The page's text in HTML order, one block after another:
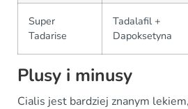
Super
Tadarise
Tadalafil +
Dapoksetyna
Plusy i minusy
Cialis jest bardziej znanym